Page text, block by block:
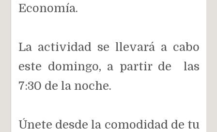
Economía.
La actividad se llevará a cabo
este domingo, a partir de las
7:30 de la noche.
Únete desde la comodidad de tu